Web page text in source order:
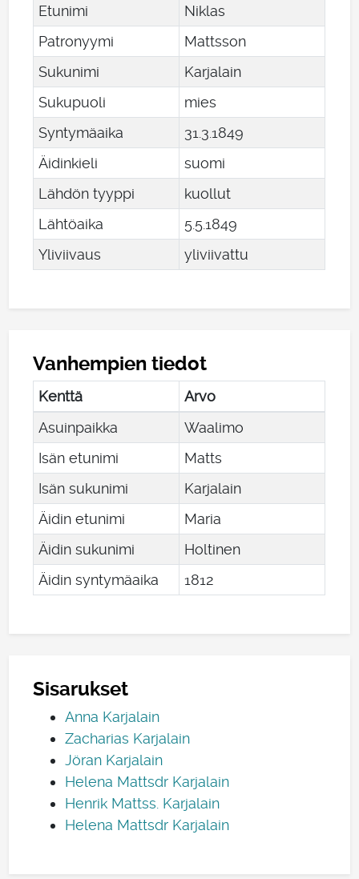
Etunimi
Niklas
Patronyymi
Mattsson
Sukunimi
Karjalain
Sukupuoli
mies
Syntymäaika
31 31849
Äidinkieli
suomi
Lähdön tyyppi
kuollut
Lähtöaika
5.5.1849
Yliviivaus
yliviivattu
Vanhempien tiedot
Kenttä
Arvo
Asuinpaikka
Waalimo
Isän etunimi
Matts
Isän sukunimi
Karjalain
Äidin etunimi
Maria
Äidin sukunimi
Holtinen
Äidin syntymäaika
1812
Sisarukset
Anna Karjalain
Zacharias Karjalain
Jöran Karjalain
Helena Mattsdr Karjalain
Henrik Mattss. Karjalain
Helena Mattsdr Karjalain